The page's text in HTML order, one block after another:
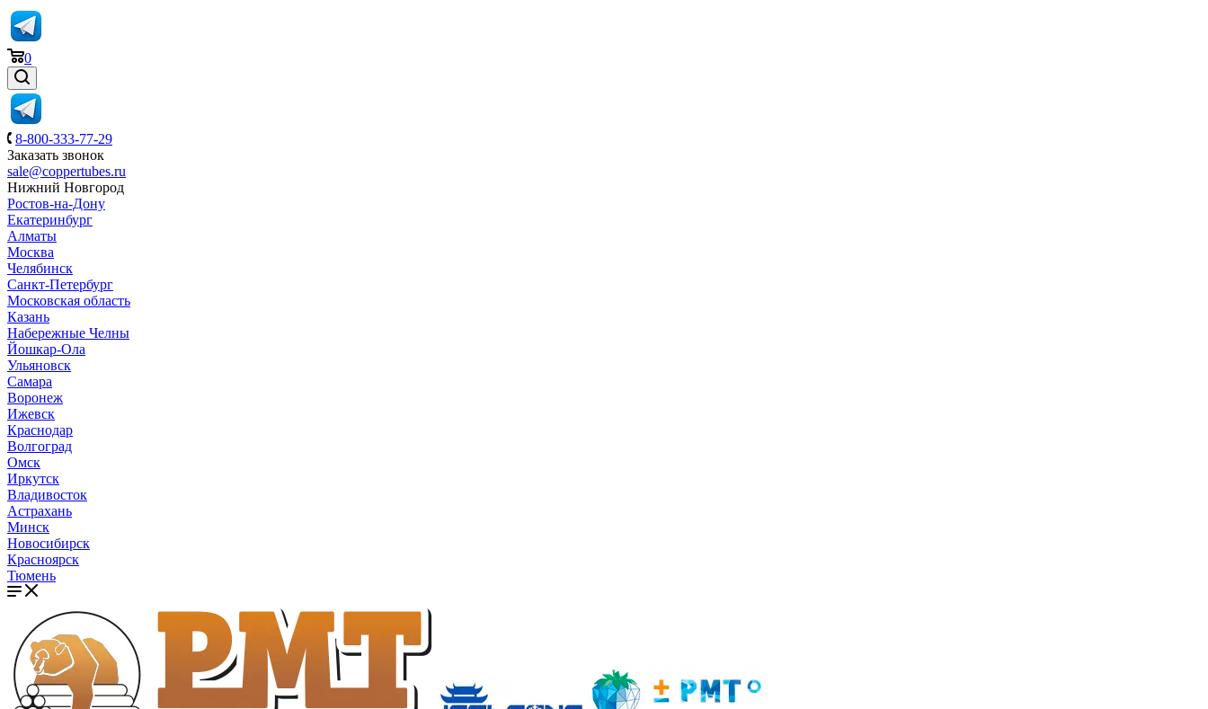
0
8-800-333-77-29
Заказать звонок
sale@coppertubes.ru
Нижний Новгород
Ростов-на-Дону
Екатеринбург
Алматы
Москва
Челябинск
Санкт-Петербург
Московская область
Казань
Набережные Челны
Йошкар-Ола
Ульяновск
Самара
Воронеж
Ижевск
Краснодар
Волгоград
Омск
Иркутск
Владивосток
Астрахань
Минск
Новосибирск
Красноярск
Тюмень